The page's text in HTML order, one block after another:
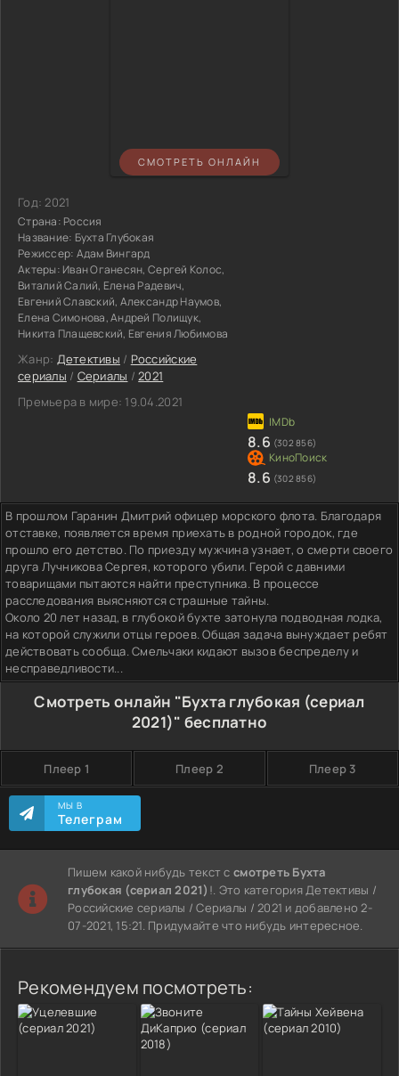
СМОТРЕТЬ ОНЛАЙН
Год:2021
Страна: Россия
Название: Бухта Глубокая
Режиссер: Адам Вингард
Актеры: Иван Оганесян, Сергей Колос,
Виталий Салий, Елена Радевич,
Евгений Славский, Александр Наумов,
Елена Симонова, Андрей Полищук,
Никита Плащевский, Евгения Любимова
Жанр: Детективы / Российские
сериалы / Сериалы /2021
Премьера в мире: 19.04.2021
8.6 (302 856)
8.6 (302 856)
В прошлом Гаранин Дмитрий офицер морского флота. Благодаря
отставке, появляется время приехать в родной городок, где
прошло его детство. По приезду мужчина узнает, о смерти своего
друга Лучникова Сергея, которого убили. Герой с давними
товарищами пытаются найти преступника. В процессе
расследования выясняются страшные тайны.
Около 20 лет назад, в глубокой бухте затонула подводная лодка,
на которой служили отцы героев. Общая задача вынуждает ребят
действовать сообща. Смельчаки кидают вызов беспределу и
несправедливости...
Смотреть онлайн "Бухта глубокая (сериал
2021)" бесплатно
Плеер 1 Плеер 2 Плеер 3
МЫ В
Телеграм
Пишем какой нибудь текст ссмотреть Бухта
глубокая (сериал 2021) !. Это категория Детективы /
Российские сериалы / Сериалы / 2021 и добавлено 2-
07-2021, 15:21. Придумайте что нибудь интересное.
Рекомендуем посмотреть: